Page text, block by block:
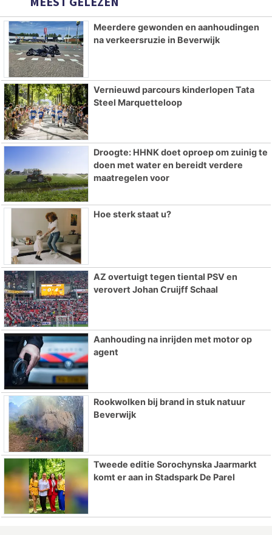
Meerdere gewonden en aanhoudingen
na verkeersruzie in Beverwijk
Vernieuwd parcours kinderlopen Tata
Steel Marquetteloop
Droogte: HHNK doet oproep om zuinig te
doen met water en bereidt verdere
maatregelen voor
Hoe sterk staat u?
AZ overtuigt tegen tiental PSV en
verovert Johan Cruijff Schaal
Aanhouding na inrijden met motor op
agent
Rookwolken bij brand in stuk natuur
Beverwijk
Tweede editie Sorochynska Jaarmarkt
komt er aan in Stadspark De Parel